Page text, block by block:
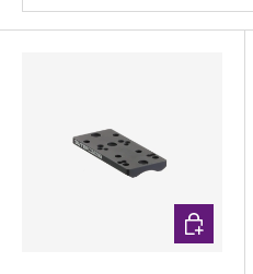
Kosárba